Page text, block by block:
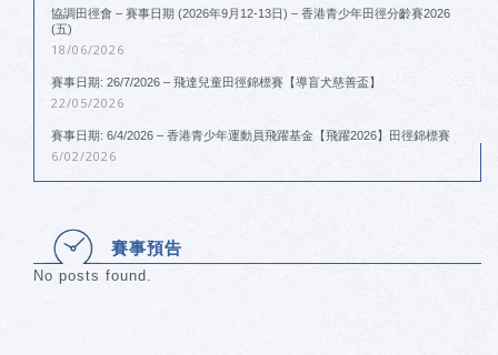
協調田徑會 – 賽事日期 (2026年9月12-13日) – 香港青少年田徑分齡賽2026
(五)
18/06/2026
賽事日期: 26/7/2026 – 飛達兒童田徑錦標賽【導盲犬慈善盃】
22/05/2026
賽事日期: 6/4/2026 – 香港青少年運動員飛躍基金【飛躍2026】田徑錦標賽
6/02/2026
賽事預告
No posts found.